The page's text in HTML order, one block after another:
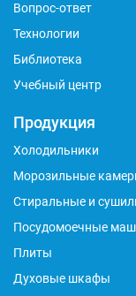
Вопрос-ответ
Технологии
Библиотека
Учебный центр
Продукция
Холодильники
Морозильные
Стиральные и
Посудомоечные
Плиты
Духовые шкафы